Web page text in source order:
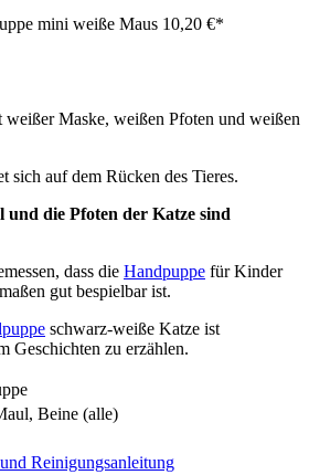
mini weiße Maus 10,20 €*
Maske, weißen Pfoten und weißen
sich auf dem Rücken des Tieres.
und die Pfoten der Katze sind
dass die Handpuppe für Kinder
gut bespielbar ist.
schwarz-weiße Katze ist
Geschichten zu erzählen.
Beine (alle)
Reinigungsanleitung